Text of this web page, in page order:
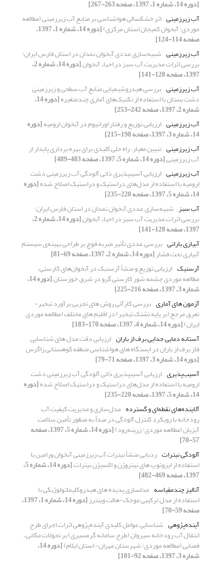
[دوره 14، شماره 1، 1397، صفحه 263-267]
آب زیرزمینی اثر خشکسالی هواشناسی بر منابع آب زیرزمینی (مطالعه
موردی: آبخوان کمیجان استان مرکزی) [دوره 14، شماره 1، 1397،
صفحه 114-124]
آب زیرزمینی شبیه‌سازی عددی آبخوان نمدان در استان فارس ایران:
بررسی اثرات مدیریت آب سبز در احیاء آبخوان [دوره 14، شماره 2،
1397، صفحه 128-141]
آب زیرزمینی بررسی هیدروشیمیایی منابع آب سطحی و زیرزمینی
دشت بستان با استفاده از تکنیک‌های آماری چندمتغیره [دوره 14،
شماره 2، 1397، صفحه 242-253]
آب زیرزمینی ارزیابی توزیع و رفتار اورانیوم در آبخوان ارومیه[دوره
14، شماره 3، 1397، صفحه 198-215]
آب زیرزمینی تبیین معیار، راه حلی کلیدی‏ برای بهره‏ برداری پایدار از
آب‏ زیرزمینی[دوره 14، شماره 5، 1397، صفحه 483-489]
آب زیرزمینی
ارزیابی آسیب‎پذیری ذاتی آلودگی آب زیرزمینی دشت
ارومیه با استفاده از مدل‌های دراستیک و دراستیک اصلاح شده[دوره
14، شماره 5، 1397، صفحه 220-235]
آب سبز شبیه‌سازی عددی آبخوان نمدان در استان فارس ایران:
بررسی اثرات مدیریت آب سبز در احیاء آبخوان [دوره 14، شماره 2،
1397، صفحه 128-141]
آبیاری بارانی بررسی عددی تأثیر ضربه قوچ بر طراحی بهینه‌ی سیستم
آبیاری تحت فشار[دوره 14، شماره 2، 1397، صفحه 69-81]
آرسنیک ارزیابی توزیع و منشأ آرسنیک در آبخوان‌های کارستی،
مطالعه موردی چشمه شور کارستی گرو در شرق خوزستان [دوره 14،
شماره 3، 1397، صفحه 216-225]
آزمون های آماری بررسی کارآئی روش های تجربی برآورد تبخیر-
تعرق مرجع (بر پایه تشتک تبخیر) در اقلیم های مختلف (مطالعه موردی
ایران)[دوره 14، شماره 4، 1397، صفحه 170-183]
آستانه دمایی جدایی برف از باران ارزیابی دقت مدل های شناسایی
فاز برف از باران در ایستگاه های هواشناسی منطقه کوهستانی زاگرس
[دوره 14، شماره 3، 1397، صفحه 71-79]
آسیب‌پذیری
ارزیابی آسیب‎پذیری ذاتی آلودگی آب زیرزمینی دشت
ارومیه با استفاده از مدل‌های دراستیک و دراستیک اصلاح شده[دوره
14، شماره 5، 1397، صفحه 220-235]
آلاینده‌های نقطه‌ای و گسترده مدل‌سازی و مدیریت کیفیت آب
رودخانه با رویکرد کنترل آلودگی در مبدأ به منظور تأمین سلامت
آبزیان (مطالعه موردی: زرینه‌رود) [دوره 14، شماره 5، 1397، صفحه
57-70]
آلودگی نیترات ردیابی منشأ نیترات آب زیرزمینی آبخوان ورامین با
استفاده از ایزوتوپ های نیتروژن و اکسیژن نیترات [دوره 14، شماره 5،
1397، صفحه 469-482]
آنالیز چندمقیاسه مدلسازی پدیده های هیدروکلیماتولوژیکی با
استفاده از مدل ترکیبی موجک-هالت وینترز [دوره 14، شماره 1، 1397،
صفحه 59-70]
آینده‌پژوهی شناسایی عوامل کلیدی آینده‌پژوهی اثرات اجرای طرح
انتقال آب رودخانه سیروان (طرح سامانه گرمسیری) بر تحولات مکانی –
فضایی (مطالعه موردی: شهرستان مهران- استان ایلام) [دوره 14،
شماره 3، 1397، صفحه 92-101]